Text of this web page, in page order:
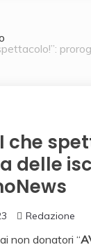
che
delle
Redazione
non donatori “